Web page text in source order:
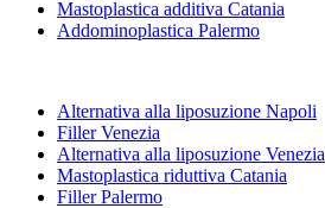
Mastoplastica additiva Catania
Addominoplastica Palermo
Alternativa alla liposuzione Napoli
Filler Venezia
Alternativa alla liposuzione Venezia
Mastoplastica riduttiva Catania
Filler Palermo